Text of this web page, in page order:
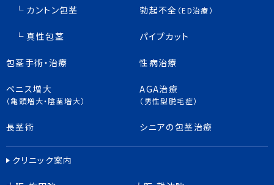
カントン包茎
真性包茎
包茎手術・治療
ペニス増大
（亀頭増大・陰茎増大）
長茎術
勃起不全 （ED治療）
パイプカット
性病治療
AGA治療
（男性型脱毛症）
シニアの包茎治療
クリニック案内